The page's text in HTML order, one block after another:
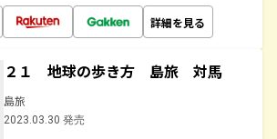
詳細を見る
２１ 地球の歩き方 島旅 対馬
島旅
2023.03.30 発売